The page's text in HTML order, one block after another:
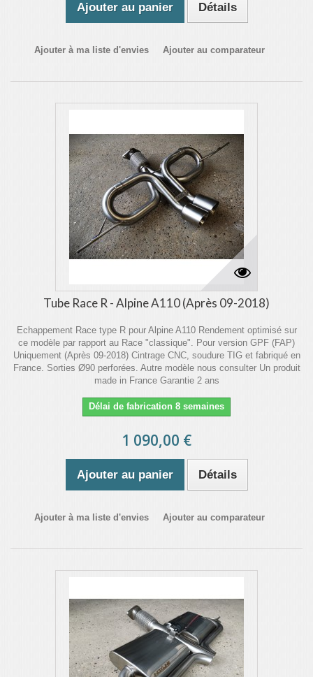
Ajouter au panier Détails
Ajouter à ma liste d'envies Ajouter au comparateur
Tube Race R - Alpine A110 (Après 09-2018)
Echappement Race type R pour Alpine A110 Rendement optimisé sur
ce modèle par rapport au Race "classique". Pour version GPF (FAP)
Uniquement (Après 09-2018) Cintrage CNC, soudure TIG et fabriqué en
France. Sorties Ø90 perforées. Autre modèle nous consulter Un produit
made in France Garantie 2 ans
Délai de fabrication 8 semaines
1 090,00 €
Ajouter au panier Détails
Ajouter à ma liste d'envies Ajouter au comparateur